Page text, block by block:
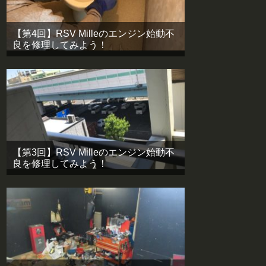
【第4回】RSV Milleのエンジン始動不
良を修理してみよう！
【第3回】RSV Milleのエンジン始動不
良を修理してみよう！